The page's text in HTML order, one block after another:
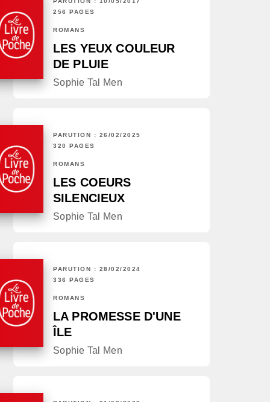
256 PAGES
ROMANS
LES YEUX COULEUR
DE PLUIE
Sophie Tal Men
PARUTION : 26/02/2025
320 PAGES
ROMANS
LES COEURS
SILENCIEUX
Sophie Tal Men
PARUTION : 28/02/2024
336 PAGES
ROMANS
LA PROMESSE D'UNE
ÎLE
Sophie Tal Men